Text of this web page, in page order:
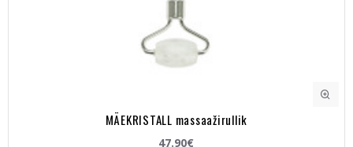
MÄEKRISTALL massaažirullik
47.90€